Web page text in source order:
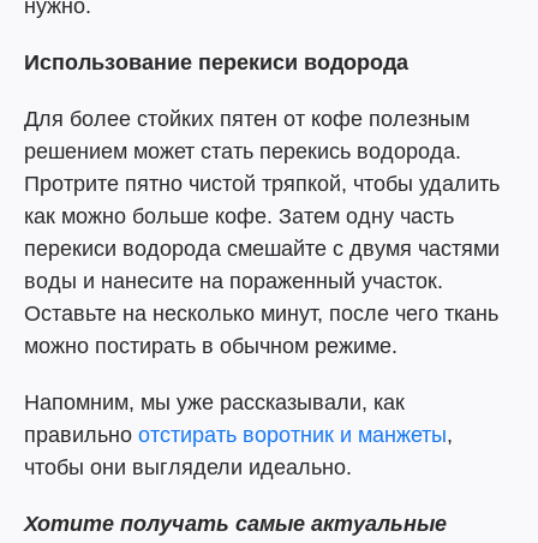
нужно.
Использование перекиси водорода
Для более стойких пятен от кофе полезным
решением может стать перекись водорода.
Протрите пятно чистой тряпкой, чтобы удалить
как можно больше кофе. Затем одну часть
перекиси водорода смешайте с двумя частями
воды и нанесите на пораженный участок.
Оставьте на несколько минут, после чего ткань
можно постирать в обычном режиме.
Напомним, мы уже рассказывали, как
правильно отстирать воротник и манжеты,
чтобы они выглядели идеально.
Хотите получать самые актуальные